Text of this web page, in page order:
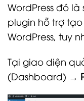
WordPress đó
plugin hỗ trợ
WordPress, tuy
Tại giao diện
(Dashboard) →